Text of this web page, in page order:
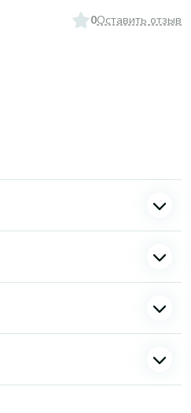
0Оставить отзыв